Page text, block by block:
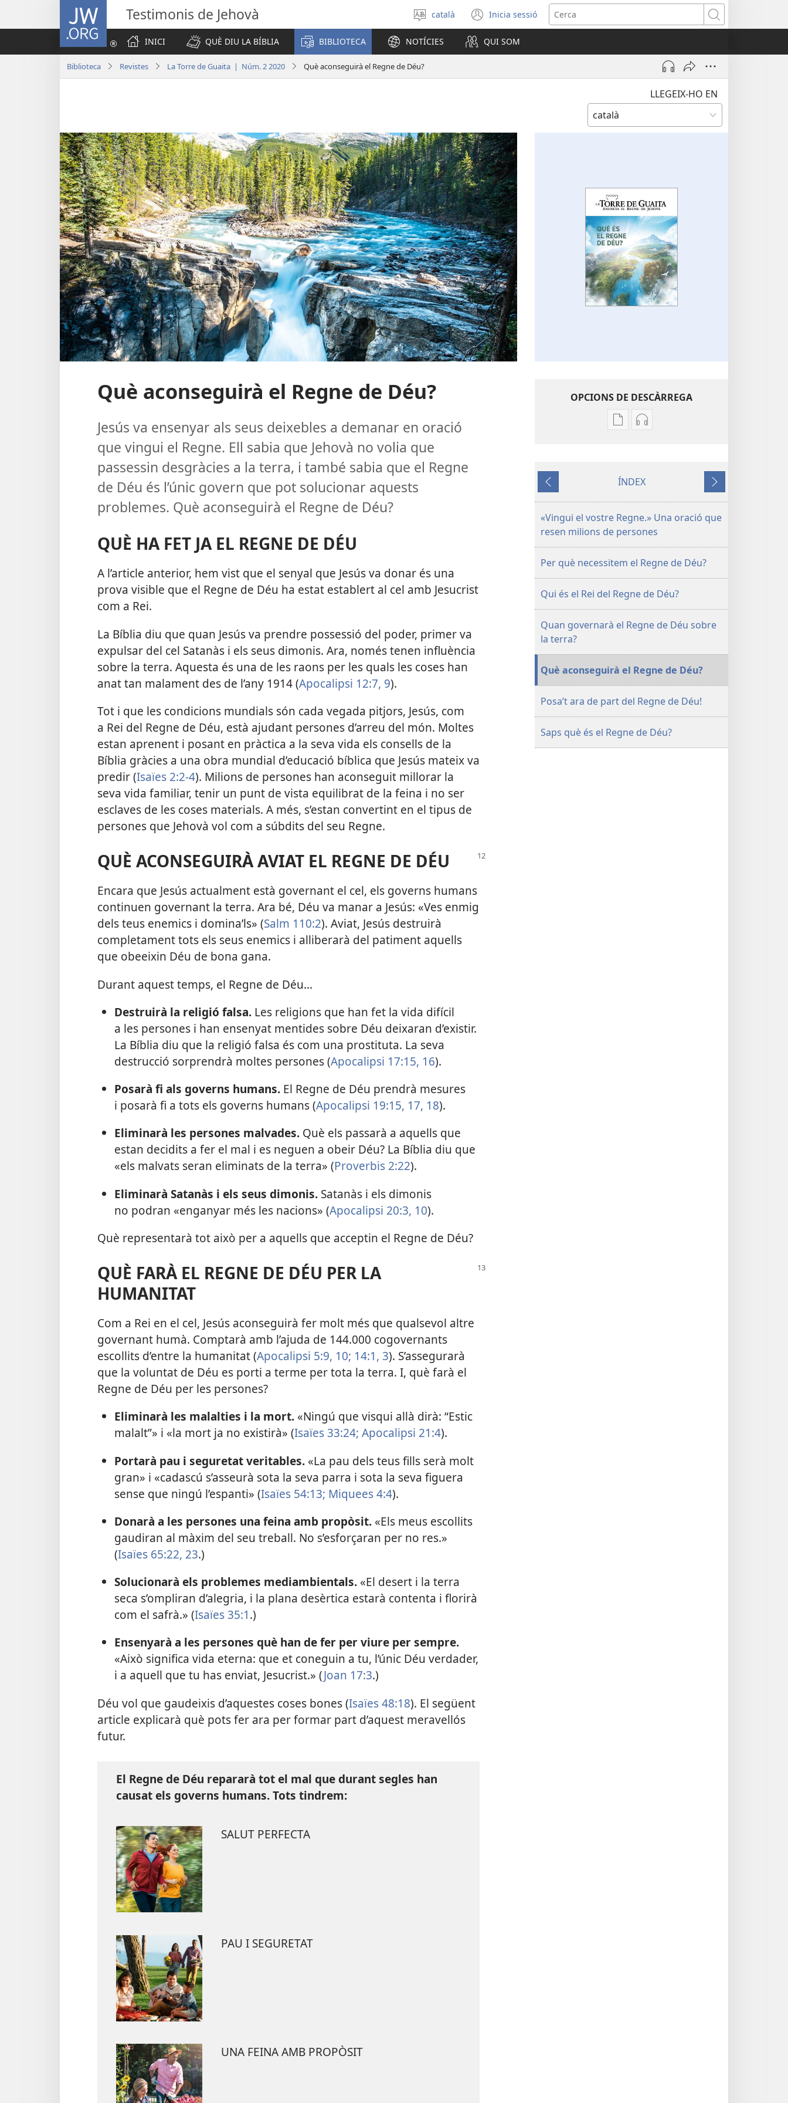
JW.ORG Testimonis de Jehovà
Selecciona
un
idioma
català Inicia sessió
(obre
una
finestra
nova)
Cerca
INICI
QUÈ DIU LA BÍBLIA BIBLIOTECA NOTÍCIES QUI SOM
Biblioteca Revistes La Torre de Guaita | Núm. 2 2020 Què aconseguirà el Regne de Déu?
LLEGEIX-HO EN
Què aconseguirà el Regne de Déu?
Jesús va ensenyar als seus deixebles a demanar en oració
que vingui el Regne. Ell sabia que Jehovà no volia que
passessin desgràcies a la terra, i també sabia que el Regne
de Déu és l’únic govern que pot solucionar aquests
problemes. Què aconseguirà el Regne de Déu?
QUÈ HA FET JA EL REGNE DE DÉU
A l’article anterior, hem vist que el senyal que Jesús va donar és una
prova visible que el Regne de Déu ha estat establert al cel amb Jesucrist
com a Rei.
La Bíblia diu que quan Jesús va prendre possessió del poder, primer va
expulsar del cel Satanàs i els seus dimonis. Ara, només tenen influència
sobre la terra. Aquesta és una de les raons per les quals les coses han
anat tan malament des de l’any 1914 (Apocalipsi 12:7, 9).
Tot i que les condicions mundials són cada vegada pitjors, Jesús, com
a Rei del Regne de Déu, està ajudant persones d’arreu del món. Moltes
estan aprenent i posant en pràctica a la seva vida els consells de la
Bíblia gràcies a una obra mundial d’educació bíblica que Jesús mateix va
predir (Isaïes 2:2-4). Milions de persones han aconseguit millorar la
seva vida familiar, tenir un punt de vista equilibrat de la feina i no ser
esclaves de les coses materials. A més, s’estan convertint en el tipus de
persones que Jehovà vol com a súbdits del seu Regne.
QUÈ ACONSEGUIRÀ AVIAT EL REGNE DE DÉU
Encara que Jesús actualment està governant el cel, els governs humans
continuen governant la terra. Ara bé, Déu va manar a Jesús: «Ves enmig
dels teus enemics i domina’ls» (Salm 110:2). Aviat, Jesús destruirà
completament tots els seus enemics i alliberarà del patiment aquells
que obeeixin Déu de bona gana.
Durant aquest temps, el Regne de Déu…
Destruirà la religió falsa.Les religions que han fet la vida difícil
a les persones i han ensenyat mentides sobre Déu deixaran d’existir.
La Bíblia diu que la religió falsa és com una prostituta. La seva
destrucció sorprendrà moltes persones (Apocalipsi 17:15, 16).
Posarà fi als governs humans.El Regne de Déu prendrà mesures
i posarà fi a tots els governs humans (Apocalipsi 19:15, 17, 18).
Eliminarà les persones malvades.Què els passarà a aquells que
estan decidits a fer el mal i es neguen a obeir Déu? La Bíblia diu que
«els malvats seran eliminats de la terra» (Proverbis 2:22).
Eliminarà Satanàs i els seus dimonis.Satanàs i els dimonis
no podran «enganyar més les nacions» (Apocalipsi 20:3, 10).
Què representarà tot això per a aquells que acceptin el Regne de Déu?
QUÈ FARÀ EL REGNE DE DÉU PER LA
HUMANITAT
Com a Rei en el cel, Jesús aconseguirà fer molt més que qualsevol altre
governant humà. Comptarà amb l’ajuda de 144.000 cogovernants
escollits d’entre la humanitat (Apocalipsi 5:9, 10; 14:1, 3). S’assegurarà
que la voluntat de Déu es porti a terme per tota la terra. I, què farà el
Regne de Déu per les persones?
Eliminarà les malalties i la mort.«Ningú que visqui allà dirà: “Estic
malalt”» i «la mort ja no existirà» (Isaïes 33:24; Apocalipsi 21:4).
Portarà pau i seguretat veritables.«La pau dels teus fills serà molt
gran» i «cadascú s’asseurà sota la seva parra i sota la seva figuera
sense que ningú l’espanti» (Isaïes 54:13; Miquees 4:4).
Donarà a les persones una feina amb propòsit.«Els meus escollits
gaudiran al màxim del seu treball. No s’esforçaran per no res.»
(Isaïes 65:22, 23.)
Solucionarà els problemes mediambientals.«El desert i la terra
seca s’ompliran d’alegria, i la plana desèrtica estarà contenta i florirà
com el safrà.» (Isaïes 35:1.)
Ensenyarà a les persones què han de fer per viure per sempre.
«Això significa vida eterna: que et coneguin a tu, l’únic Déu verdader,
i a aquell que tu has enviat, Jesucrist.» (Joan 17:3.)
Déu vol que gaudeixis d’aquestes coses bones (Isaïes 48:18). El següent
article explicarà què pots fer ara per formar part d’aquest meravellós
futur.
El Regne de Déu repararà tot el mal que durant segles han
causat els governs humans. Tots tindrem:
SALUT PERFECTA
PAU I SEGURETAT
UNA FEINA AMB PROPÒSIT
OPCIONS DE DESCÀRREGA
Opcions
publicacions
TORRE
DE
GUAITA
és
el
Regne
de
Déu?
Opcions
LA
GUAITA
Què
el
Regne
de
Déu?
Anterior
ÍNDEX
Següent
«Vingui el vostre Regne.» Una oració que
resen milions de persones
Per què necessitem el Regne de Déu?
Qui és el Rei del Regne de Déu?
Quan governarà el Regne de Déu sobre
la terra?
Què aconseguirà el Regne de Déu?
Posa’t ara de part del Regne de Déu!
Saps què és el Regne de Déu?